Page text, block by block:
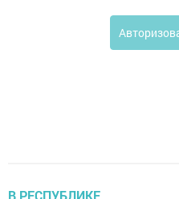
В РЕСПУБЛИКЕ